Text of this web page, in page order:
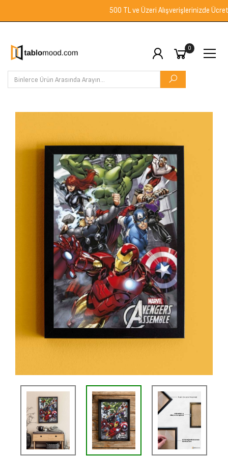
500 TL ve Üzeri Alışverişlerinizde Ücretsiz
0